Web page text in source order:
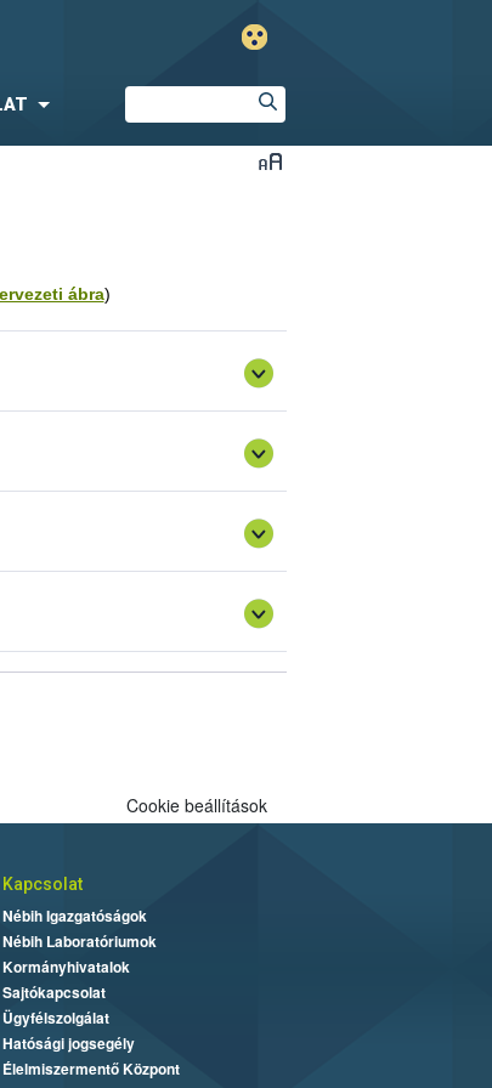
ábra)
Cookie beállítások
Kapcsolat
Nébih Igazgatóságok
Nébih Laboratóriumok
Kormányhivatalok
Sajtókapcsolat
Ügyfélszolgálat
Hatósági jogsegély
Élelmiszermentő Központ